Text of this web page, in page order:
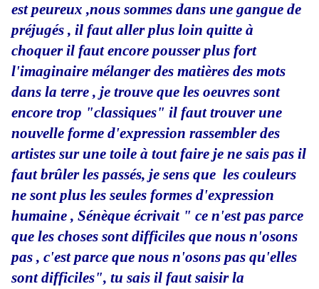
est peureux ,nous sommes dans une gangue de
préjugés , il faut aller plus loin quitte à
choquer il faut encore pousser plus fort
l'imaginaire mélanger des matières des mots
dans la terre , je trouve que les oeuvres sont
encore trop "classiques" il faut trouver une
nouvelle forme d'expression rassembler des
artistes sur une toile à tout faire je ne sais pas il
faut brûler les passés, je sens que les couleurs
ne sont plus les seules formes d'expression
humaine , Sénèque écrivait " ce n'est pas parce
que les choses sont difficiles que nous n'osons
pas , c'est parce que nous n'osons pas qu'elles
sont difficiles", tu sais il faut saisir la